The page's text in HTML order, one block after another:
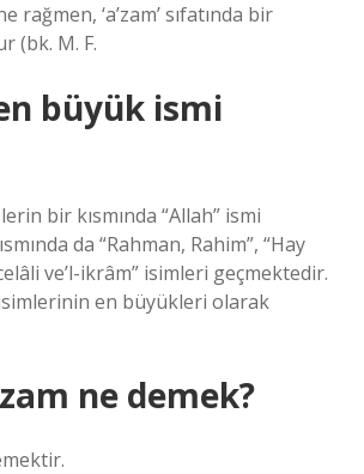
rağmen, ‘a’zam’ sıfatında bir
(bk. M. F.
büyük ismi
bir kısmında “Allah” ismi
da “Rahman, Rahim”, “Hay
ve’l-ikrâm” isimleri geçmektedir.
isimlerinin en büyükleri olarak
ne demek?